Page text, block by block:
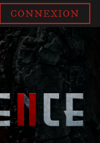
CONNEXION